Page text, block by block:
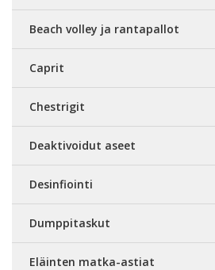
Beach volley ja rantapallot
Caprit
Chestrigit
Deaktivoidut aseet
Desinfiointi
Dumppitaskut
Eläinten matka-astiat